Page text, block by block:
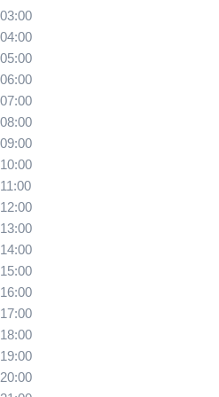
03:00
04:00
05:00
06:00
07:00
08:00
09:00
10:00
11:00
12:00
13:00
14:00
15:00
16:00
17:00
18:00
19:00
20:00